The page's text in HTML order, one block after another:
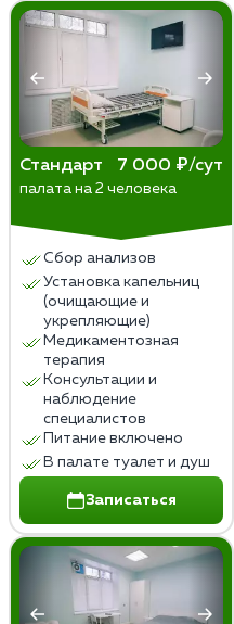
Стандарт 7 000 ₽/сут
палата на 2 человека
Сбор анализов
Установка капельниц
(очищающие и
укрепляющие)
Медикаментозная
терапия
Консультации и
наблюдение
специалистов
Питание включено
В палате туалет и душ
Записаться